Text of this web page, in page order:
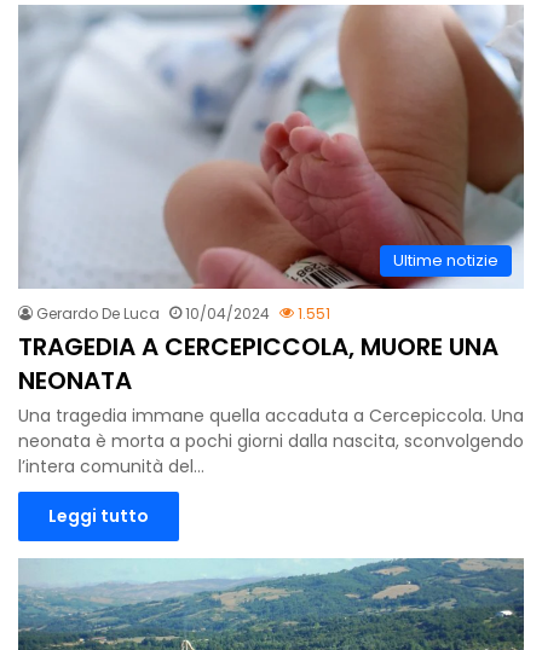
Ultime notizie
Gerardo De Luca 10/04/2024 1.551
TRAGEDIA A CERCEPICCOLA, MUORE UNA
NEONATA
Una tragedia immane quella accaduta a Cercepiccola. Una
neonata è morta a pochi giorni dalla nascita, sconvolgendo
l’intera comunità del…
Leggi tutto